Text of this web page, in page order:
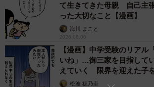
て生きてきた母親 自己主
った大切なこと【漫画】
海川 まこと
2026.08.06
【漫画】中学受験のリアル
いね」…御三家を目指して
えていく 限界を迎えた子
松波 穂乃圭